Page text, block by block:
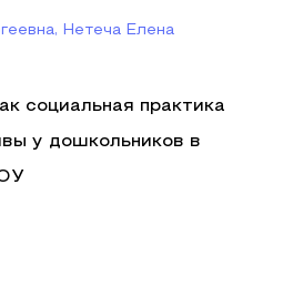
Нетеча Елена
социальная практика
у дошкольников в